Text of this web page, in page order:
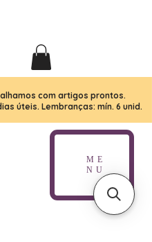
com artigos prontos.
úteis. Lembranças: mín. 6 unid.
ME
NU